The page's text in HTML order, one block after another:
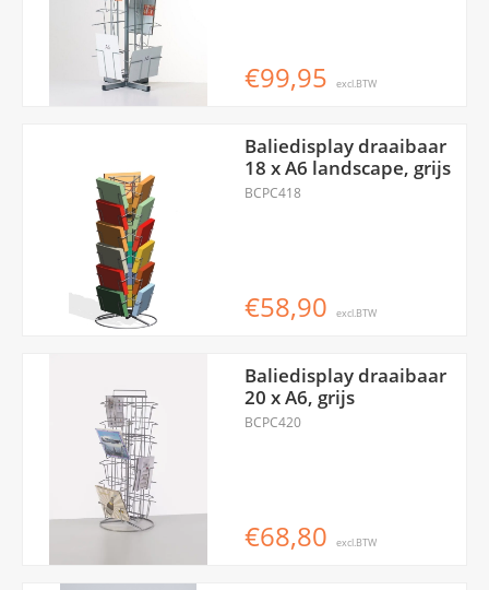
€99,95 excl.BTW
Baliedisplay draaibaar
18 x A6 landscape, grijs
BCPC418
€58,90 excl.BTW
Baliedisplay draaibaar
20 x A6, grijs
BCPC420
€68,80 excl.BTW